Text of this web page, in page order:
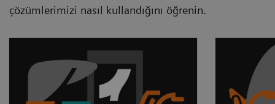
çözümlerimizi nasıl kullandığını öğrenin.